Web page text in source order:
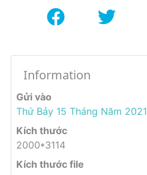
Information
Gửi vào
Thứ Bảy 15 Tháng Năm 2021
Kích thước
2000*3114
Kích thước file